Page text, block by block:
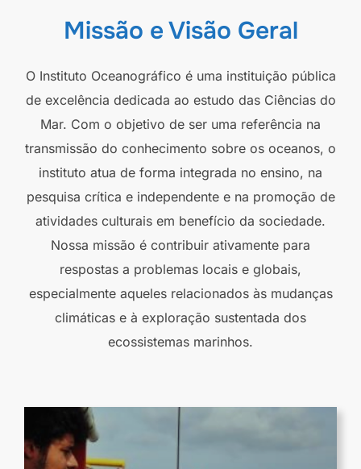
Missão e Visão Geral
O Instituto Oceanográfico é uma instituição pública
de excelência dedicada ao estudo das Ciências do
Mar. Com o objetivo de ser uma referência na
transmissão do conhecimento sobre os oceanos, o
instituto atua de forma integrada no ensino, na
pesquisa crítica e independente e na promoção de
atividades culturais em benefício da sociedade.
Nossa missão é contribuir ativamente para
respostas a problemas locais e globais,
especialmente aqueles relacionados às mudanças
climáticas e à exploração sustentada dos
ecossistemas marinhos.